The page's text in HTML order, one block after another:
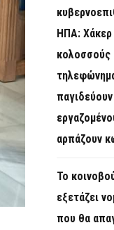
ΗΠΑ: Χάκερ
κολοσσούς
παγιδεύουν
αρπάζουν
Το
εξετάζει
που θα